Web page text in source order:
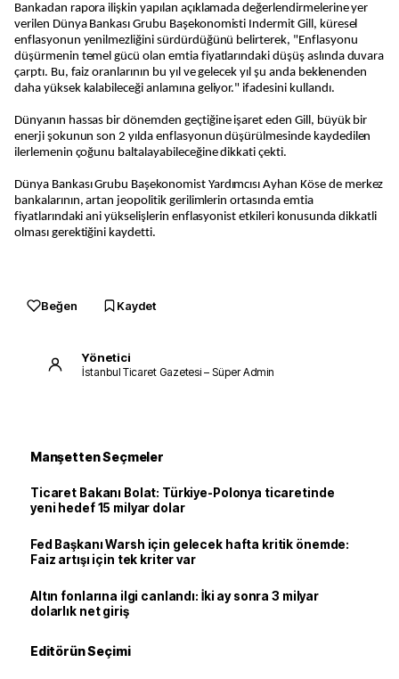
Bankadan rapora ilişkin yapılan açıklamada değerlendirmelerine yer
verilen Dünya Bankası Grubu Başekonomisti Indermit Gill, küresel
enflasyonun yenilmezliğini sürdürdüğünü belirterek, "Enflasyonu
düşürmenin temel gücü olan emtia fiyatlarındaki düşüş aslında duvara
çarptı. Bu, faiz oranlarının bu yıl ve gelecek yıl şu anda beklenenden
daha yüksek kalabileceği anlamına geliyor." ifadesini kullandı.
Dünyanın hassas bir dönemden geçtiğine işaret eden Gill, büyük bir
enerji şokunun son 2 yılda enflasyonun düşürülmesinde kaydedilen
ilerlemenin çoğunu baltalayabileceğine dikkati çekti.
Dünya Bankası Grubu Başekonomist Yardımcısı Ayhan Köse de merkez
bankalarının, artan jeopolitik gerilimlerin ortasında emtia
fiyatlarındaki ani yükselişlerin enflasyonist etkileri konusunda dikkatli
olması gerektiğini kaydetti.
Beğen Kaydet
Yönetici
İstanbul Ticaret Gazetesi – Süper Admin
Manşetten Seçmeler
Ticaret Bakanı Bolat: Türkiye-Polonya ticaretinde
yeni hedef 15 milyar dolar
Fed Başkanı Warsh için gelecek hafta kritik önemde:
Faiz artışı için tek kriter var
Altın fonlarına ilgi canlandı: İki ay sonra 3 milyar
dolarlık net giriş
Editörün Seçimi